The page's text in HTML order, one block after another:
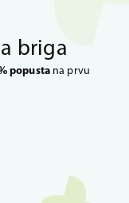
briga
popustana prvu